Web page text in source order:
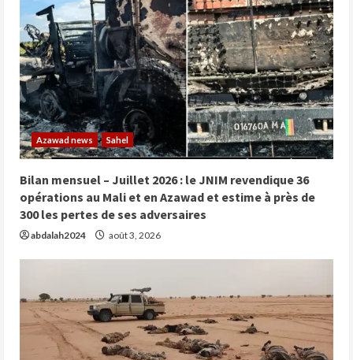
Azawad news Sahel
Bilan mensuel – Juillet 2026 : le JNIM revendique 36
opérations au Mali et en Azawad et estime à près de
300 les pertes de ses adversaires
abdalah2024 août 3, 2026